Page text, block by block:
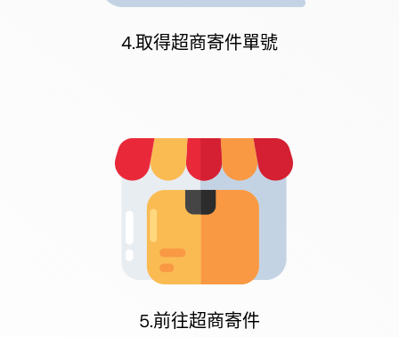
4.取得超商寄件單號
5.前往超商寄件